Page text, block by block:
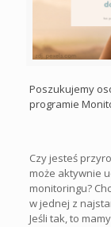
Poszukujemy
programie
Czy jesteś
może aktywnie
monitoringu?
w jednej z
Jeśli tak, to